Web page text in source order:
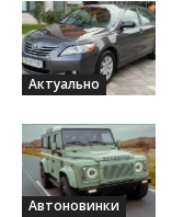
Актуально
Автоновинки